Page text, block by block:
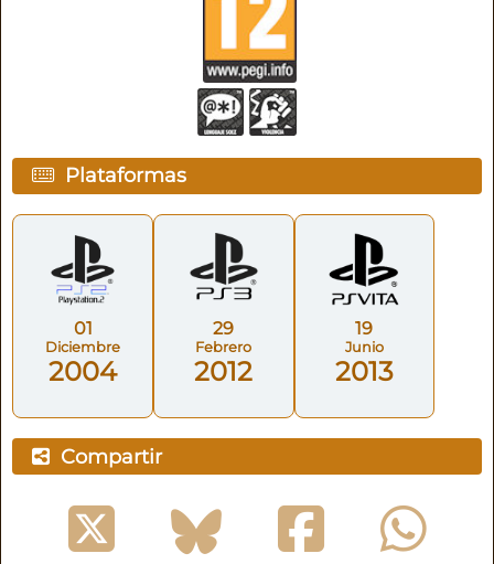
Plataformas
01
Diciembre
2004
29
Febrero
2012
19
Junio
2013
Compartir